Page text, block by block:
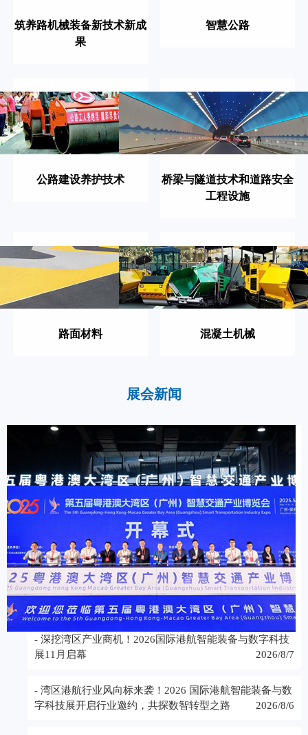
筑养路机械装备新技术新成
果
智慧公路
公路建设养护技术
桥梁与隧道技术和道路安全
工程设施
路面材料 混凝土机械
展会新闻
- 深挖湾区产业商机！2026国际港航智能装备与数字科技
展11月启幕
2026/8/7
- 湾区港航行业风向标来袭！2026 国际港航智能装备与数
字科技展开启行业邀约，共探数智转型之路
2026/8/6